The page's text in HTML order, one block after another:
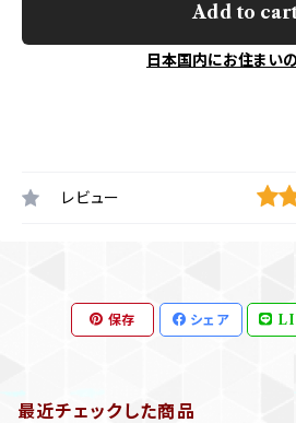
Add to
日本国内にお住まい
レビュー
保存 シェア
最近チェックした商品